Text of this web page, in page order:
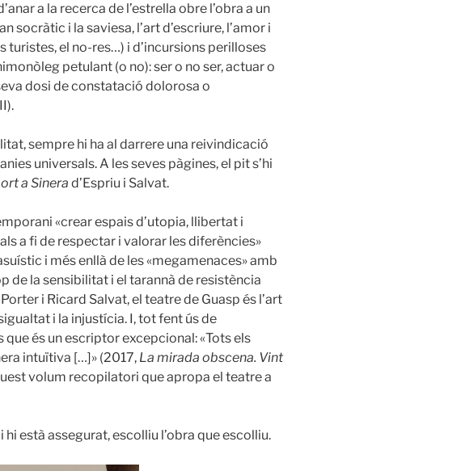
a la recerca de l’estrella obre l’obra a un
i la saviesa, l’art d’escriure, l’amor i
turistes, el no-res…) i d’incursions perilloses
petulant (o no): ser o no ser, actuar o
dosi de constatació dolorosa o
sempre hi ha al darrere una reivindicació
universals. A les seves pàgines, el pit s’hi
a Sinera d’Espriu i Salvat.
«crear espais d’utopia, llibertat i
a fi de respectar i valorar les diferències»
i més enllà de les «megamenaces» amb
de la sensibilitat i el tarannà de resistència
i Ricard Salvat, el teatre de Guasp és l’art
i la injustícia. I, tot fent ús de
és un escriptor excepcional: «Tots els
intuïtiva […]» (2017, La mirada obscena. Vint
volum recopilatori que apropa el teatre a
està assegurat, escolliu l’obra que escolliu.